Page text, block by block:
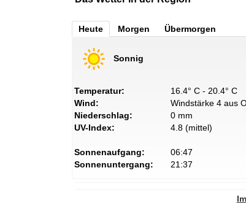
Heute Morgen Übermorgen
Sonnig
Temperatur:
16.4° C - 20.4° C
Wind:
Windstärke 4 aus
Niederschlag:
0 mm
UV-Index:
4.8 (mittel)
Sonnenaufgang:
06:47
Sonnenuntergang:
21:37